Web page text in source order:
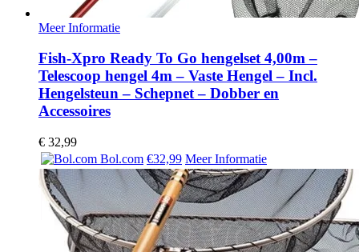
Meer Informatie
Fish-Xpro Ready To Go hengelset 4,00m –
Telescoop hengel 4m – Vaste Hengel – Incl.
Hengelsteun – Schepnet – Dobber en
Accessoires
€ 32,99
Bol.com €32,99 Meer Informatie